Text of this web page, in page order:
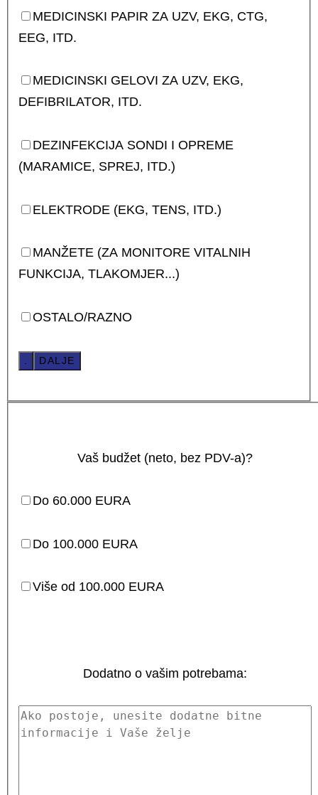
MEDICINSKI PAPIR ZA UZV, EKG, CTG,
EEG, ITD.
MEDICINSKI GELOVI ZA UZV, EKG,
DEFIBRILATOR, ITD.
DEZINFEKCIJA SONDI I OPREME
(MARAMICE, SPREJ, ITD.)
ELEKTRODE (EKG, TENS, ITD.)
MANŽETE (ZA MONITORE VITALNIH
FUNKCIJA, TLAKOMJER...)
OSTALO/RAZNO
. DALJE
Vaš budžet (neto, bez PDV-a)?
Do 60.000 EURA
Do 100.000 EURA
Više od 100.000 EURA
Dodatno o vašim potrebama: